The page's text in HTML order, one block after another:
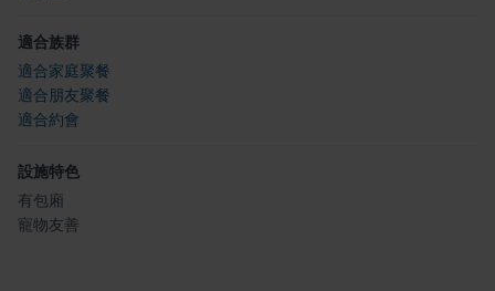
適合族群
適合家庭聚餐
適合朋友聚餐
適合約會
設施特色
有包廂
寵物友善